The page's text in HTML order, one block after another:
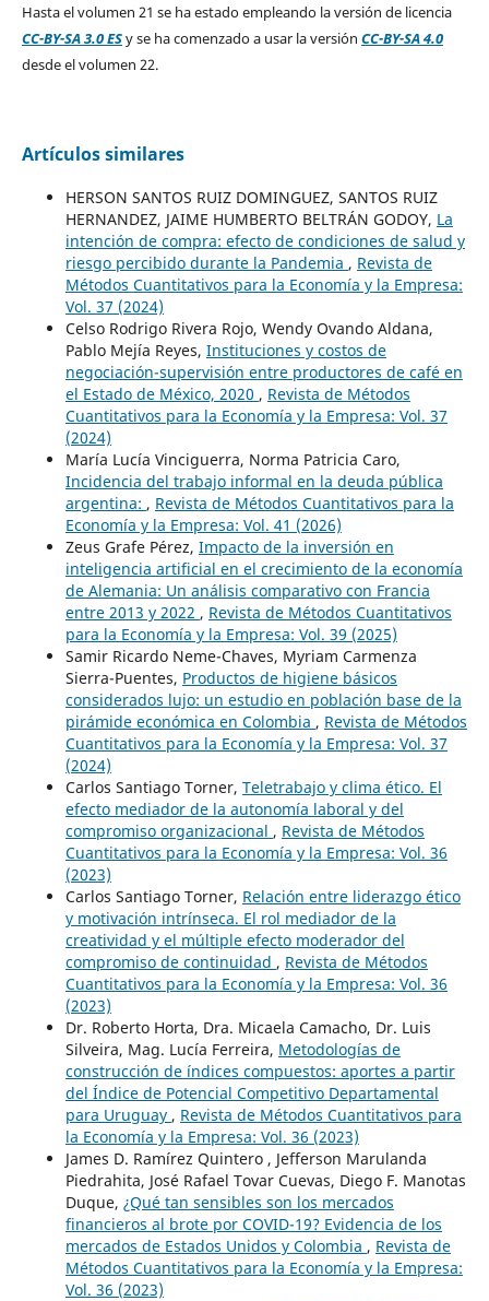
Hasta el volumen 21 se ha estado empleando la versión de licencia
CC-BY-SA 3.0 ESy se ha comenzado a usar la versión CC-BY-SA 4.0
desde el volumen 22.
Artículos similares
HERSON SANTOS RUIZ DOMINGUEZ, SANTOS RUIZ
HERNANDEZ, JAIME HUMBERTO BELTRÁN GODOY, La
intención de compra: efecto de condiciones de salud y
riesgo percibido durante la Pandemia , Revista de
Métodos Cuantitativos para la Economía y la Empresa:
Vol. 37 (2024)
Celso Rodrigo Rivera Rojo, Wendy Ovando Aldana,
Pablo Mejía Reyes, Instituciones y costos de
negociación-supervisión entre productores de café en
el Estado de México, 2020 , Revista de Métodos
Cuantitativos para la Economía y la Empresa: Vol. 37
(2024)
María Lucía Vinciguerra, Norma Patricia Caro,
Incidencia del trabajo informal en la deuda pública
argentina: , Revista de Métodos Cuantitativos para la
Economía y la Empresa: Vol. 41 (2026)
Zeus Grafe Pérez, Impacto de la inversión en
inteligencia artificial en el crecimiento de la economía
de Alemania: Un análisis comparativo con Francia
entre 2013 y 2022 , Revista de Métodos Cuantitativos
para la Economía y la Empresa: Vol. 39 (2025)
Samir Ricardo Neme-Chaves, Myriam Carmenza
Sierra-Puentes, Productos de higiene básicos
considerados lujo: un estudio en población base de la
pirámide económica en Colombia , Revista de Métodos
Cuantitativos para la Economía y la Empresa: Vol. 37
(2024)
Carlos Santiago Torner, Teletrabajo y clima ético. El
efecto mediador de la autonomía laboral y del
compromiso organizacional , Revista de Métodos
Cuantitativos para la Economía y la Empresa: Vol. 36
(2023)
Carlos Santiago Torner, Relación entre liderazgo ético
y motivación intrínseca. El rol mediador de la
creatividad y el múltiple efecto moderador del
compromiso de continuidad , Revista de Métodos
Cuantitativos para la Economía y la Empresa: Vol. 36
(2023)
Dr. Roberto Horta, Dra. Micaela Camacho, Dr. Luis
Silveira, Mag. Lucía Ferreira, Metodologías de
construcción de índices compuestos: aportes a partir
del Índice de Potencial Competitivo Departamental
para Uruguay , Revista de Métodos Cuantitativos para
la Economía y la Empresa: Vol. 36 (2023)
James D. Ramírez Quintero , Jefferson Marulanda
Piedrahita, José Rafael Tovar Cuevas, Diego F. Manotas
Duque, ¿Qué tan sensibles son los mercados
financieros al brote por COVID-19? Evidencia de los
mercados de Estados Unidos y Colombia , Revista de
Métodos Cuantitativos para la Economía y la Empresa:
Vol. 36 (2023)